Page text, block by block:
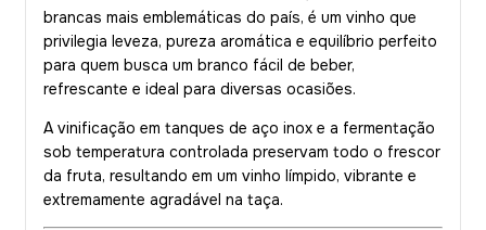
brancas mais emblemáticas do país, é um vinho que
privilegia leveza, pureza aromática e equilíbrio perfeito
para quem busca um branco fácil de beber,
refrescante e ideal para diversas ocasiões.
A vinificação em tanques de aço inox e a fermentação
sob temperatura controlada preservam todo o frescor
da fruta, resultando em um vinho límpido, vibrante e
extremamente agradável na taça.